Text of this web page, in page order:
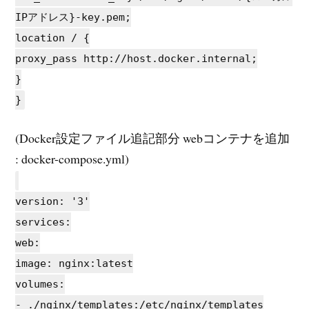
IPアドレス}-key.pem;
location / {
proxy_pass http://host.docker.internal;
}
}
(Docker設定ファイル追記部分 webコンテナを追加
: docker-compose.yml)
version: '3'
services:
web:
image: nginx:latest
volumes:
- ./nginx/templates:/etc/nginx/templates